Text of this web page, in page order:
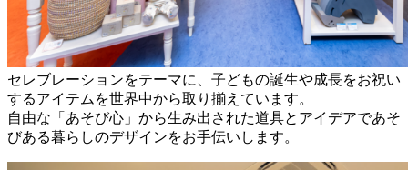
セレブレーションをテーマに、子どもの誕生や成長をお祝い
するアイテムを世界中から取り揃えています。
自由な「あそび心」から生み出された道具とアイデアであそ
びある暮らしのデザインをお手伝いします。